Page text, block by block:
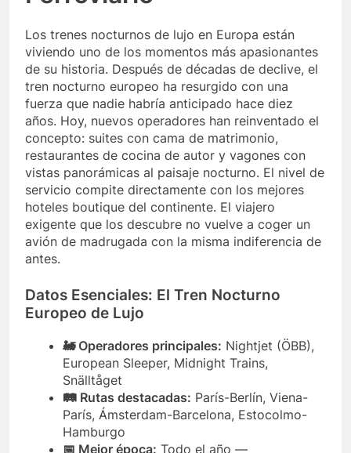
Los trenes nocturnos de lujo en Europa están
viviendo uno de los momentos más apasionantes
de su historia. Después de décadas de declive, el
tren nocturno europeo ha resurgido con una
fuerza que nadie habría anticipado hace diez
años. Hoy, nuevos operadores han reinventado el
concepto: suites con cama de matrimonio,
restaurantes de cocina de autor y vagones con
vistas panorámicas al paisaje nocturno. El nivel de
servicio compite directamente con los mejores
hoteles boutique del continente. El viajero
exigente que los descubre no vuelve a coger un
avión de madrugada con la misma indiferencia de
antes.
Datos Esenciales: El Tren Nocturno
Europeo de Lujo
🚂 Operadores principales: Nightjet (ÖBB),
European Sleeper, Midnight Trains,
Snälltåget
🛤️ Rutas destacadas: París-Berlín, Viena-
París, Ámsterdam-Barcelona, Estocolmo-
Hamburgo
📅 Mejor época: Todo el año —